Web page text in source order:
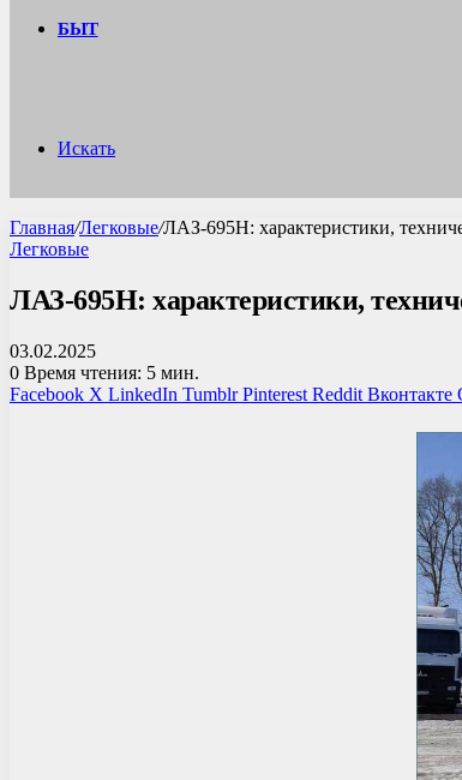
БЫТ
Искать
Главная/Легковые/ЛАЗ-695Н: характеристики,
Легковые
ЛАЗ-695Н: характеристики,
03.02.2025
0 Время чтения: 5 мин.
Facebook X LinkedIn Tumblr Pinterest Reddit Вконтакте